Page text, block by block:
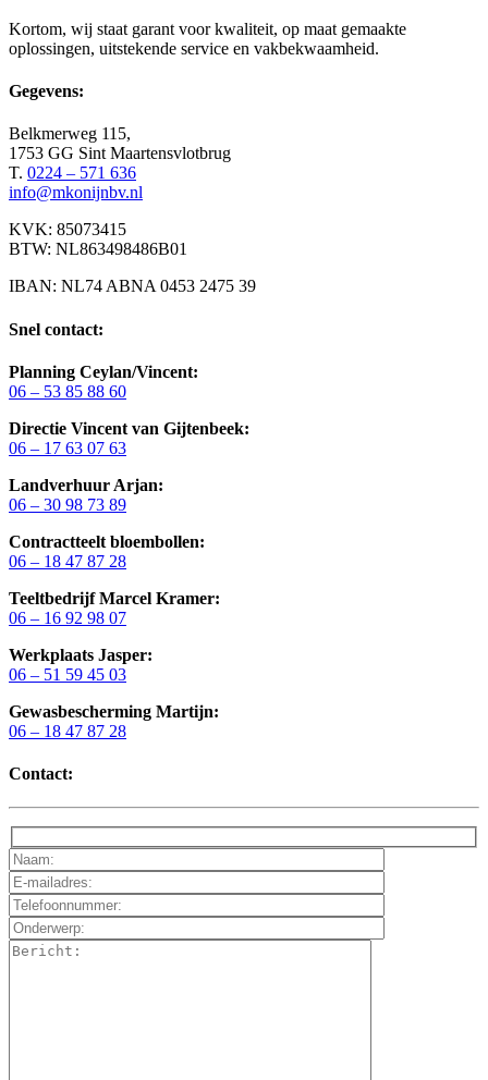
Kortom, wij staat garant voor kwaliteit, op maat gemaakte
oplossingen, uitstekende service en vakbekwaamheid.
Gegevens:
Belkmerweg 115,
1753 GG Sint Maartensvlotbrug
T. 0224 – 571 636
info@mkonijnbv.nl
KVK: 85073415
BTW: NL863498486B01
IBAN: NL74 ABNA 0453 2475 39
Snel contact:
Planning Ceylan/Vincent:
06 – 53 85 88 60
Directie Vincent van Gijtenbeek:
06 – 17 63 07 63
Landverhuur Arjan:
06 – 30 98 73 89
Contractteelt bloembollen:
06 – 18 47 87 28
Teeltbedrijf Marcel Kramer:
06 – 16 92 98 07
Werkplaats Jasper:
06 – 51 59 45 03
Gewasbescherming Martijn:
06 – 18 47 87 28
Contact: